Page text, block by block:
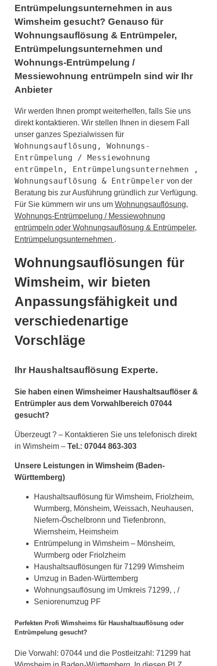
Entrümpelungsunternehmen in aus
Wimsheim gesucht? Genauso für
Wohnungsauflösung & Entrümpeler,
Entrümpelungsunternehmen und
Wohnungs-Entrümpelung /
Messiewohnung entrümpeln sind wir Ihr
Anbieter
Wir werden Ihnen prompt weiterhelfen, falls Sie uns
direkt kontaktieren. Wir stellen Ihnen in diesem Fall
unser ganzes Spezialwissen für
Wohnungsauflösung, Wohnungs-
Entrümpelung / Messiewohnung
entrümpeln, Entrümpelungsunternehmen ,
Wohnungsauflösung & Entrümpeler von der
Beratung bis zur Ausführung gründlich zur Verfügung.
Für Sie kümmern wir uns um Wohnungsauflösung,
Wohnungs-Entrümpelung / Messiewohnung
entrümpeln oder Wohnungsauflösung & Entrümpeler,
Entrümpelungsunternehmen .
Wohnungsauflösungen für
Wimsheim, wir bieten
Anpassungsfähigkeit und
verschiedenartige
Vorschläge
Ihr Haushaltsauflösung Experte.
Sie haben einen Wimsheimer Haushaltsauflöser &
Entrümpler aus dem Vorwahlbereich 07044
gesucht?
Überzeugt ? – Kontaktieren Sie uns telefonisch direkt
in Wimsheim – Tel.: 07044 863-303
Unsere Leistungen in Wimsheim (Baden-
Württemberg)
Haushaltsauflösung für Wimsheim, Friolzheim,
Wurmberg, Mönsheim, Weissach, Neuhausen,
Niefern-Öschelbronn und Tiefenbronn,
Wiernsheim, Heimsheim
Entrümpelung in Wimsheim – Mönsheim,
Wurmberg oder Friolzheim
Haushaltsauflösungen für 71299 Wimsheim
Umzug in Baden-Württemberg
Wohnungsauflösung im Umkreis 71299, , /
Seniorenumzug PF
Perfekten Profi Wimsheims für Haushaltsauflösung oder
Entrümpelung gesucht?
Die Vorwahl: 07044 und die Postleitzahl: 71299 hat